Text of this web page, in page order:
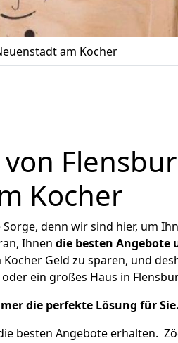
am Kocher
Kocher
denn wir sind hier, um
Ihnen die besten Angebote
Geld zu sparen, und
ein großes Haus in
die perfekte Lösung für Sie.
besten Angebote erhalten.